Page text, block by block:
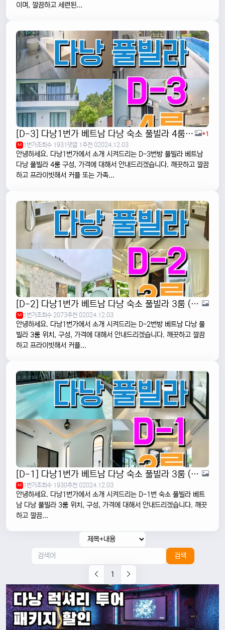
이며, 깔끔하고 세련된...
[D-3] 다낭1번가 베트남 다낭 숙소 풀빌라 4룸 (럭셔리하고 깨끗한 곳) +1
M 1번가조회수 1931 댓글 1추천 02024.12.03
안녕하세요. 다낭1번가에서 소개 시켜드리는 D-3번방 풀빌라 베트남
다낭 풀빌라 4룸 구성, 가격에 대해서 안내드리겠습니다. 깨끗하고 깔끔
하고 프라이빗해서 커플 또는 가족...
[D-2] 다낭1번가 베트남 다낭 숙소 풀빌라 3룸 (모던하고 깨끗한 곳)
M 1번가조회수 2073추천 02024.12.03
안녕하세요. 다낭1번가에서 소개 시켜드리는 D-2번방 베트남 다낭 풀
빌라 3룸 위치, 구성, 가격에 대해서 안내드리겠습니다. 깨끗하고 깔끔
하고 프라이빗해서 커플...
[D-1] 다낭1번가 베트남 다낭 숙소 풀빌라 3룸 (깨끗하고 청결한 곳)
M 1번가조회수 1930추천 02024.12.03
안녕하세요. 다낭1번가에서 소개 시켜드리는 D-1번 숙소 풀빌라 베트
남 다낭 풀빌라 3룸 위치, 구성, 가격에 대해서 안내드리겠습니다. 깨끗
하고 깔끔...
검색
1